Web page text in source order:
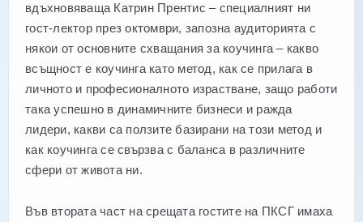
вдъхновяваща Катрин Прентис – специалният ни
гост-лектор през октомври, запозна аудиторията с
някои от основните схващания за коучинга – какво
всъщност е коучинга като метод, как се прилага в
личното и професионалното израстване, защо работи
така успешно в динамичните бизнеси и ражда
лидери, какви са ползите базирани на този метод и
как коучинга се свързва с баланса в различните
сфери от живота ни.
Във втората част на срещата гостите на ПКСГ имаха